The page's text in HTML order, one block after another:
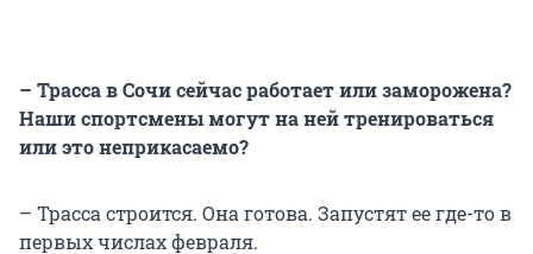
– Трасса в Сочи сейчас работает или заморожена?
Наши спортсмены могут на ней тренироваться
или это неприкасаемо?
– Трасса строится. Она готова. Запустят ее где-то в
первых числах февраля.